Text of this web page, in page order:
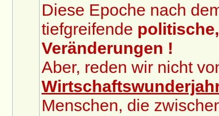
Diese Epoche nach
tiefgreifende
Veränderungen !
Aber, reden wir nicht
Menschen, die